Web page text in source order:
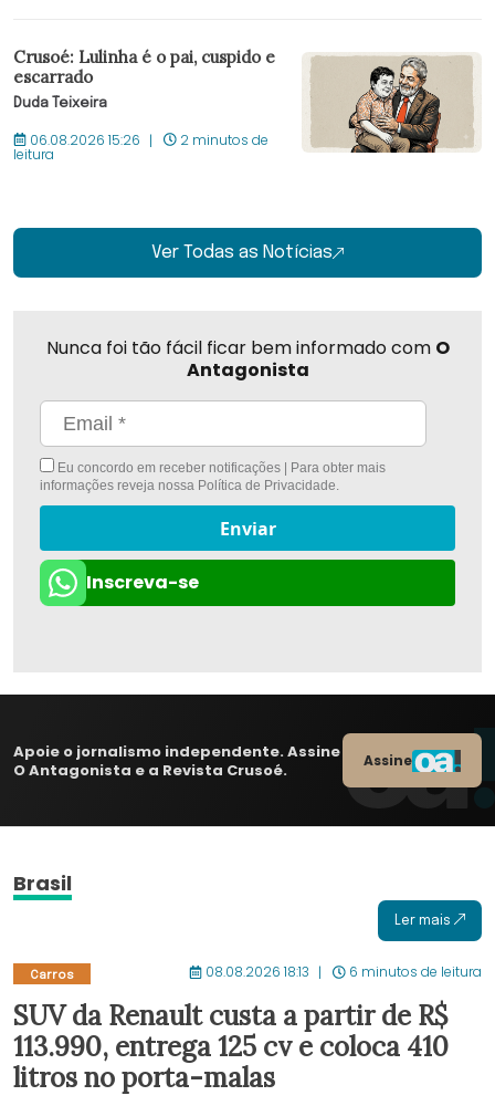
Crusoé: Lulinha é o pai, cuspido e
escarrado
Duda Teixeira
06.08.2026 15:26 2 minutos de
leitura
Ver Todas as Notícias
Nunca foi tão fácil ficar bem informado com O
Antagonista
Eu concordo em receber notificações | Para obter mais
informações reveja nossa Política de Privacidade.
Enviar
Inscreva-se
Apoie o jornalismo independente. Assine
O Antagonista e a Revista Crusoé.
Assine
Brasil
Ler mais
Carros 08.08.2026 18:13 6 minutos de leitura
SUV da Renault custa a partir de R$
113.990, entrega 125 cv e coloca 410
litros no porta-malas